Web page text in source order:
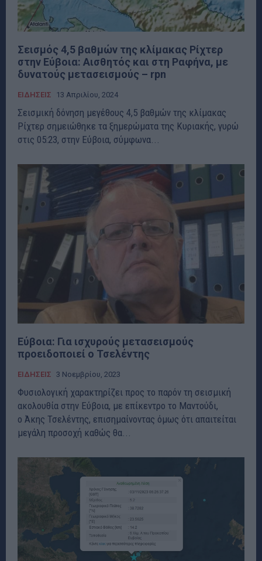
Σεισμός 4,5 βαθμών της κλίμακας Ρίχτερ
στην Εύβοια: Αισθητός και στη Ραφήνα, με
δυνατούς μετασεισμούς – rpn
ΕΙΔΗΣΕΙΣ 13 Απριλίου, 2024
Σεισμική δόνηση μεγέθους 4,5 βαθμών της κλίμακας
Ρίχτερ σημειώθηκε τα ξημερώματα της Κυριακής, γυρώ
στις 05:23, στην Εύβοια, σύμφωνα...
Εύβοια: Για ισχυρούς μετασεισμούς
προειδοποιεί ο Τσελέντης
ΕΙΔΗΣΕΙΣ 3 Νοεμβρίου, 2023
Φυσιολογική χαρακτηρίζει προς το παρόν τη σεισμική
ακολουθία στην Εύβοια, με επίκεντρο το Μαντούδι,
ο Άκης Τσελέντης, επισημαίνοντας όμως ότι απαιτείται
μεγάλη προσοχή καθώς θα...